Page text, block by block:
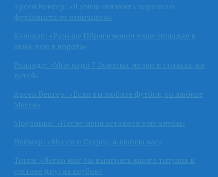
Арсен Венгер: «Я умею отличить хорошего
футболиста от отличного»
Капелло: «Раньше Ибрагимович чаще попадал в
окна, чем в ворота»
Роналду: «Мне надо 7 Золотых мячей и столько же
детей»
Арсен Венгер: «Если вы любите футбол, то любите
Месси»
Моуриньо: «После меня остаются топ-клубы»
Неймар: «Месси и Суарес, я люблю вас»
Тотти: «Легко мог бы выиграть много титулов в
составе других клубов»